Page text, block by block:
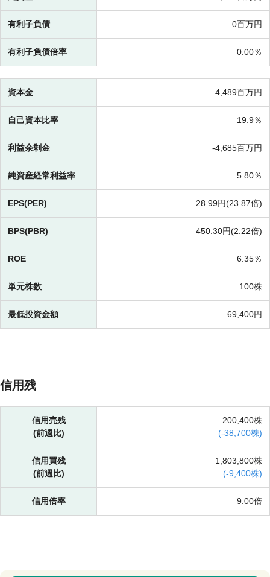
有利子負債 0百万円
有利子負債倍率 0.00％
資本金 4,489百万円
自己資本比率 19.9％
利益余剰金 -4,685百万円
純資産経常利益率 5.80％
EPS(PER) 28.99円(23.87倍)
BPS(PBR) 450.30円(2.22倍)
ROE 6.35％
単元株数 100株
最低投資金額 69,400円
信用残
信用売残
(前週比)
200,400株
(-38,700株)
信用買残
(前週比)
1,803,800株
(-9,400株)
信用倍率 9.00倍